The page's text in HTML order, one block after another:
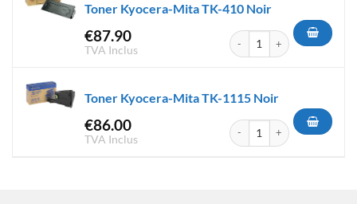
Toner Kyocera-Mita TK-410 Noir
€87.90
TVA Inclus
quantité de Toner Kyocera-
Toner Kyocera-Mita TK-1115 Noir
€86.00
TVA Inclus
quantité de Toner Kyocera-